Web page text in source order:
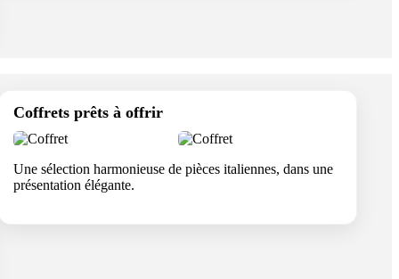
Coffrets prêts à offrir
Une sélection harmonieuse de pièces italiennes, dans une
présentation élégante.